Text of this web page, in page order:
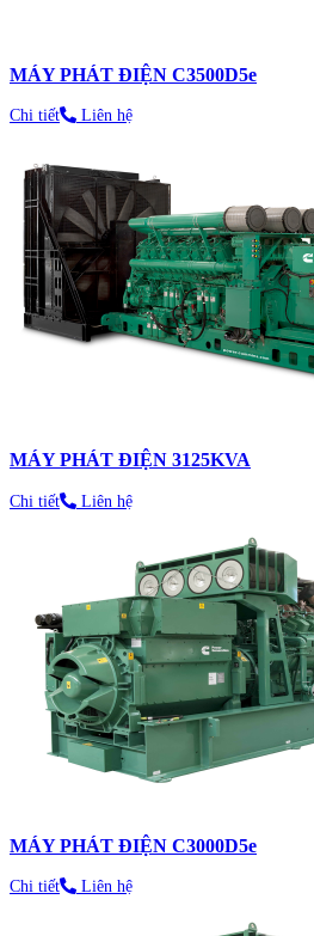
MÁY PHÁT ĐIỆN C3500D5e
Chi tiết Liên hệ
MÁY PHÁT ĐIỆN 3125KVA
Chi tiết Liên hệ
MÁY PHÁT ĐIỆN C3000D5e
Chi tiết Liên hệ